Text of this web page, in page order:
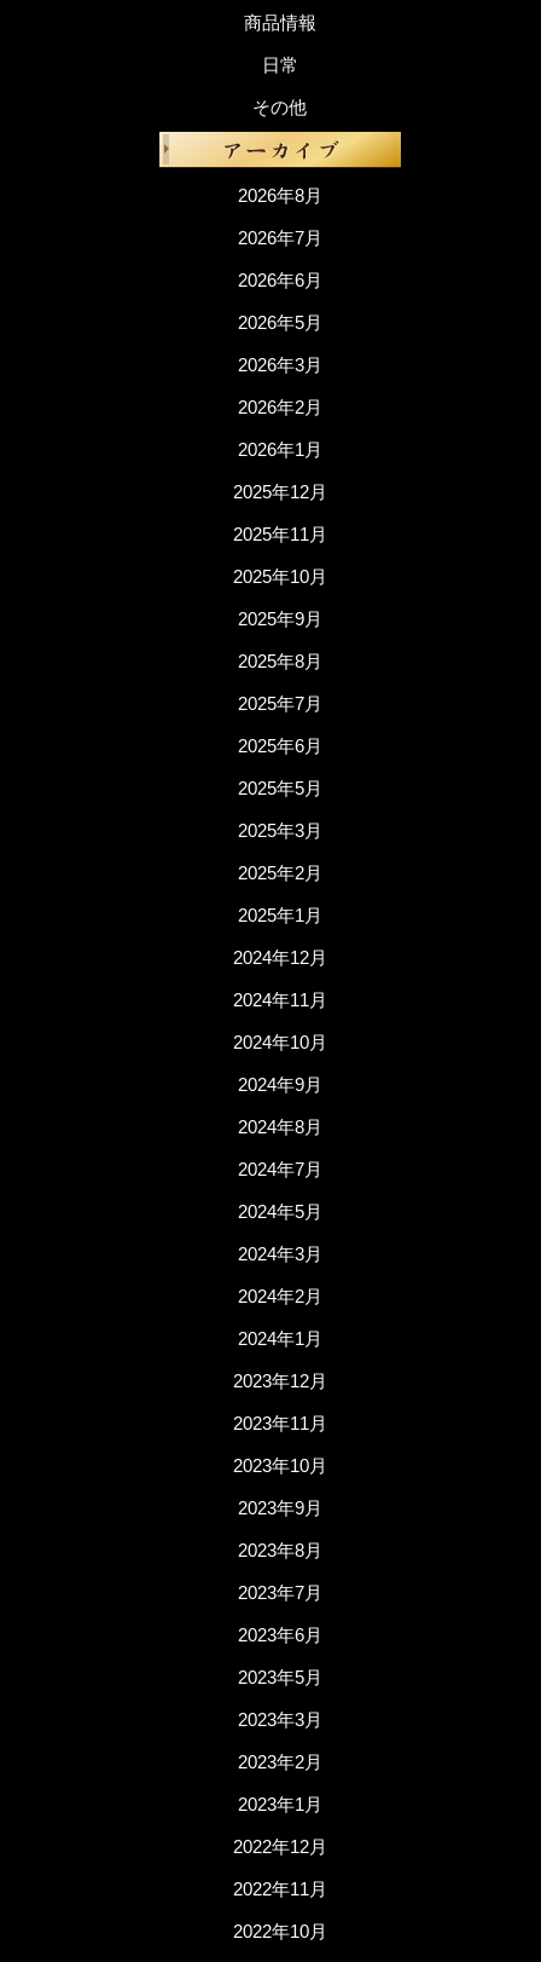
商品情報
日常
その他
2026年8月
2026年7月
2026年6月
2026年5月
2026年3月
2026年2月
2026年1月
2025年12月
2025年11月
2025年10月
2025年9月
2025年8月
2025年7月
2025年6月
2025年5月
2025年3月
2025年2月
2025年1月
2024年12月
2024年11月
2024年10月
2024年9月
2024年8月
2024年7月
2024年5月
2024年3月
2024年2月
2024年1月
2023年12月
2023年11月
2023年10月
2023年9月
2023年8月
2023年7月
2023年6月
2023年5月
2023年3月
2023年2月
2023年1月
2022年12月
2022年11月
2022年10月